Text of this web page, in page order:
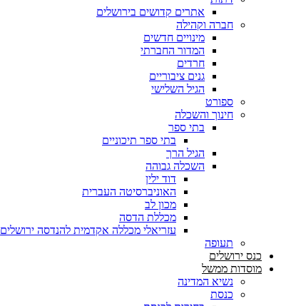
אתרים קדושים בירושלים
חברה וקהילה
מינויים חדשים
המדור החברתי
חרדים
גנים ציבוריים
הגיל השלישי
ספורט
חינוך והשכלה
בתי ספר
בתי ספר תיכוניים
הגיל הרך
השכלה גבוהה
דוד ילין
האוניברסיטה העברית
מכון לב
מכללת הדסה
עזריאלי מכללה אקדמית להנדסה ירושלים
תעופה
כנס ירושלים
מוסדות ממשל
נשיא המדינה
כנסת